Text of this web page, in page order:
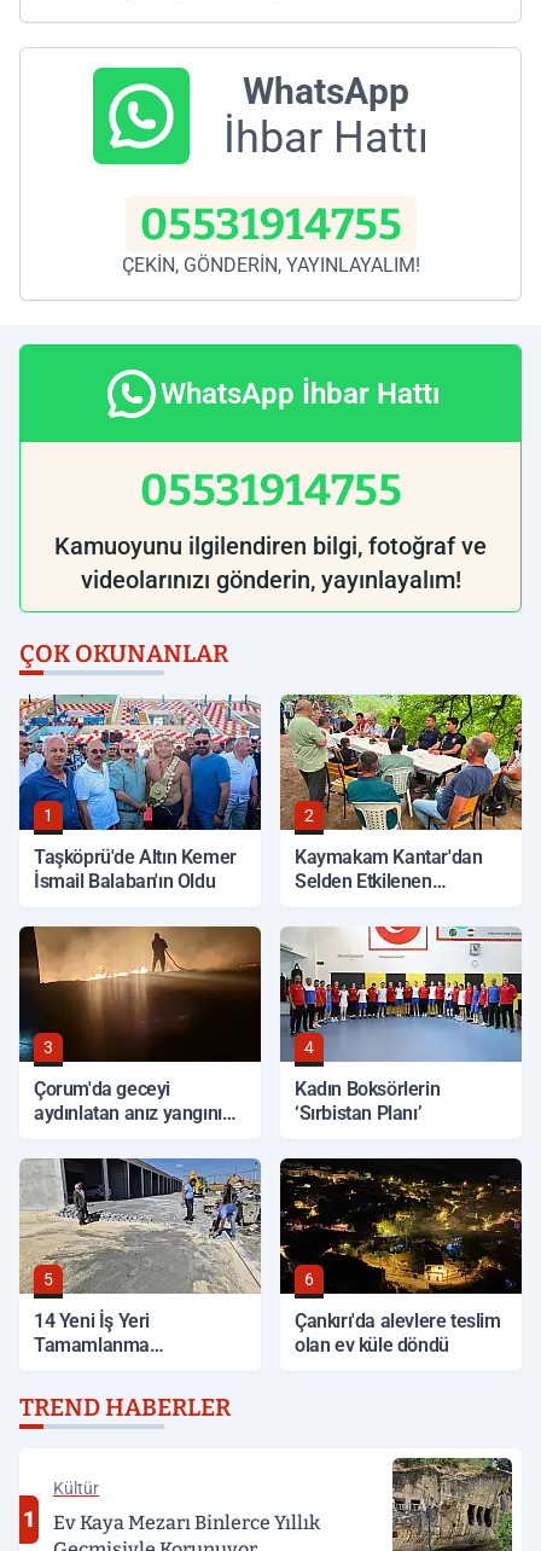
WhatsApp
İhbar Hattı
05531914755
ÇEKİN, GÖNDERİN, YAYINLAYALIM!
WhatsApp İhbar Hattı
05531914755
Kamuoyunu ilgilendiren bilgi, fotoğraf ve
videolarınızı gönderin, yayınlayalım!
ÇOK OKUNANLAR
1
Taşköprü'de Altın Kemer
İsmail Balaban'ın Oldu
2
Kaymakam Kantar'dan
Selden Etkilenen
3
Çorum'da geceyi
aydınlatan anız yangını
4
Kadın Boksörlerin
‘Sırbistan Planı’
5
14 Yeni İş Yeri
Tamamlanma
6
Çankırı'da alevlere teslim
olan ev küle döndü
TREND HABERLER
1
Kültür
Ev Kaya Mezarı Binlerce Yıllık